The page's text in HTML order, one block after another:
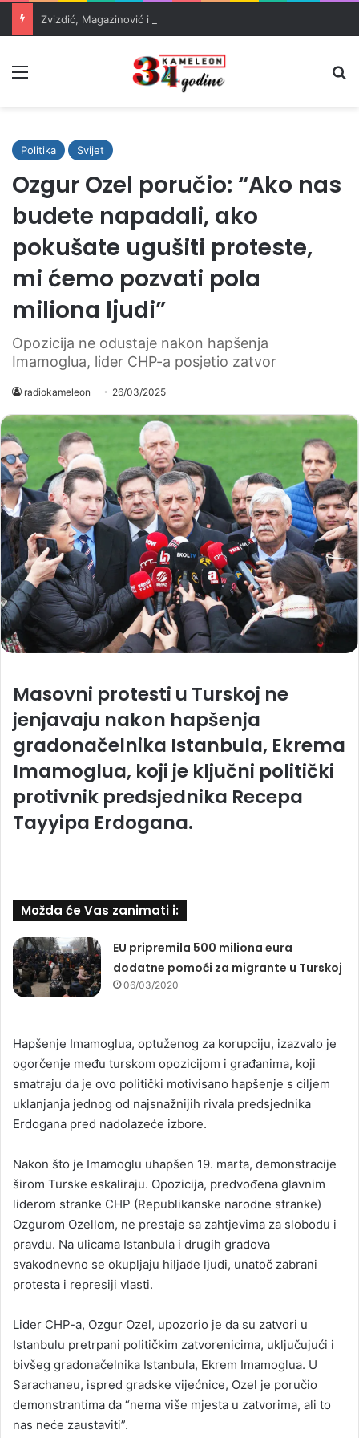
Politika Svijet
Ozgur Ozel poručio: “Ako nas
budete napadali, ako
pokušate ugušiti proteste,
mi ćemo pozvati pola
miliona ljudi”
Opozicija ne odustaje nakon hapšenja
Imamoglua, lider CHP-a posjetio zatvor
radiokameleon 26/03/2025
Masovni protesti u Turskoj ne
jenjavaju nakon hapšenja
gradonačelnika Istanbula, Ekrema
Imamoglua, koji je ključni politički
protivnik predsjednika Recepa
Tayyipa Erdogana.
Možda će Vas zanimati i:
EU pripremila 500 miliona eura
dodatne pomoći za migrante u Turskoj
06/03/2020
Hapšenje Imamoglua, optuženog za korupciju, izazvalo je
ogorčenje među turskom opozicijom i građanima, koji
smatraju da je ovo politički motivisano hapšenje s ciljem
uklanjanja jednog od najsnažnijih rivala predsjednika
Erdogana pred nadolazeće izbore.
Nakon što je Imamoglu uhapšen 19. marta, demonstracije
širom Turske eskaliraju. Opozicija, predvođena glavnim
liderom stranke CHP (Republikanske narodne stranke)
Ozgurom Ozellom, ne prestaje sa zahtjevima za slobodu i
pravdu. Na ulicama Istanbula i drugih gradova
svakodnevno se okupljaju hiljade ljudi, unatoč zabrani
protesta i represiji vlasti.
Lider CHP-a, Ozgur Ozel, upozorio je da su zatvori u
Istanbulu pretrpani političkim zatvorenicima, uključujući i
bivšeg gradonačelnika Istanbula, Ekrem Imamoglua. U
Sarachaneu, ispred gradske vijećnice, Ozel je poručio
demonstrantima da “nema više mjesta u zatvorima, ali to
nas neće zaustaviti”.